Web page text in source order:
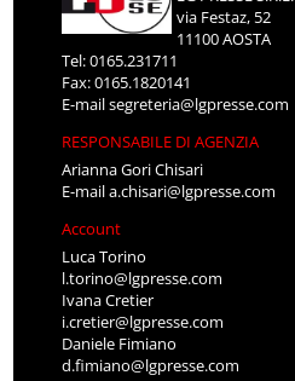
via Festaz, 52
11100 AOSTA
Tel: 0165.231711
Fax: 0165.1820141
E-mailsegreteria@lgpresse.com
RESPONSABILE DI AGENZIA
Arianna Gori Chisari
E-maila.chisari@lgpresse.com
Account
Luca Torino
l.torino@lgpresse.com
Ivana Cretier
i.cretier@lgpresse.com
Daniele Fimiano
d.fimiano@lgpresse.com